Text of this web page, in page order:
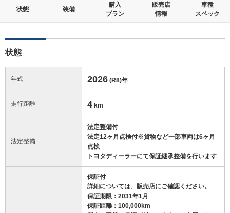
状態 装備
購入
プラン
販売店
情報
車種
スペック
状態
年式 2026 (R8)年
走行距離 4 km
法定整備
法定整備付
法定12ヶ月点検付※貨物など一部車両は6ヶ月
点検
トヨタディーラーにて保証継承整備を行います
保証付
詳細については、販売店にご確認ください。
保証期限：2031年1月
保証距離：100,000km